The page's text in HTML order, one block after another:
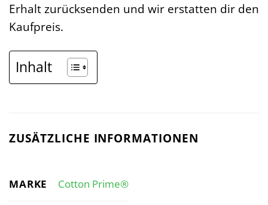
Erhalt zurücksenden und wir erstatten dir den
Kaufpreis.
Inhalt
ZUSÄTZLICHE INFORMATIONEN
MARKE Cotton Prime®